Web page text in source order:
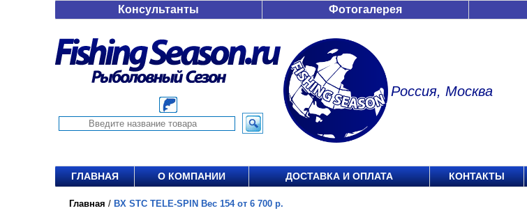
Консультанты Фотогалерея
Россия, Москва
ГЛАВНАЯ О КОМПАНИИ ДОСТАВКА И ОПЛАТА КОНТАКТЫ
Главная / BX STC TELE-SPIN Вес 154 от 6 700 р.